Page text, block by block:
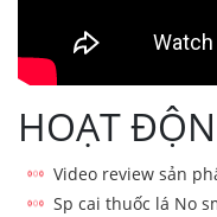
HOẠT
Video review sản
Sp cai thuốc lá No